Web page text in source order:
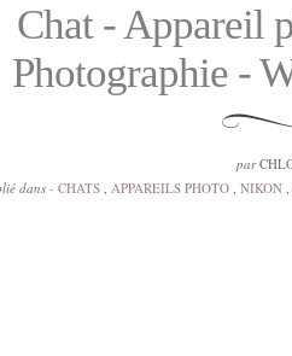
Chat - Appareil
Photographie -
par
dans- CHATS , APPAREILS PHOTO , NIKON ,